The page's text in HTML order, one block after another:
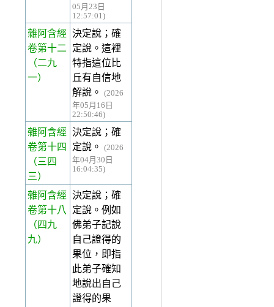
05月23日
12:57:01)
雜阿含經
卷第十二
（二九
一）
決定說；確
定說。這裡
特指這位比
丘有自信地
解說。
(2026
年05月16日
22:50:46)
雜阿含經
卷第十四
（三四
三）
決定說；確
定說。
(2026
年04月30日
16:04:35)
雜阿含經
卷第十八
（四九
九）
決定說；確
定說。例如
佛弟子記說
自己證得的
果位，即指
此弟子確知
地說出自己
證得的果